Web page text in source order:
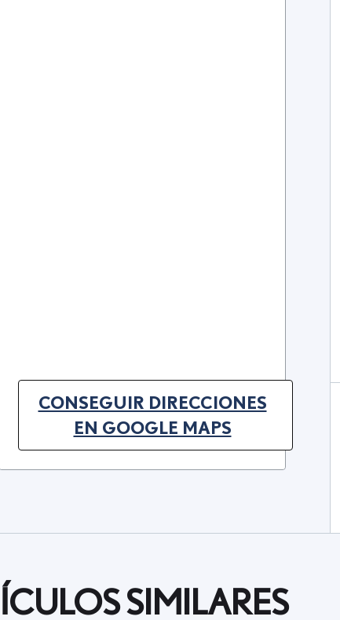
CONSEGUIR DIRECCIONES
EN GOOGLE MAPS(OPENS IN NEW TAB)
SIMILARES